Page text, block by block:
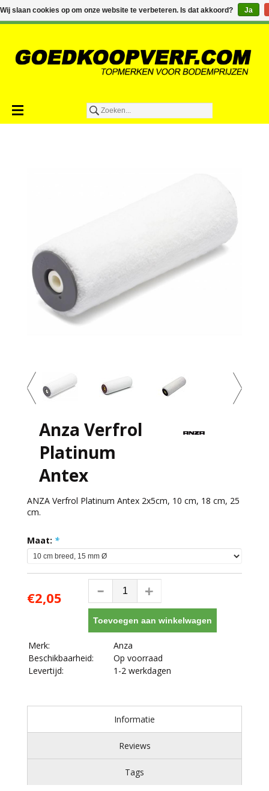
€0,00
Anza Verfrol
Platinum
Antex
ANZA Verfrol Platinum Antex 2x5cm, 10 cm, 18 cm, 25
cm.
Maat: *
€2,05
Toevoegen aan winkelwagen
Toevoegen aan winkelwagen
Merk:
Anza
Beschikbaarheid:
Op voorraad
Levertijd:
1-2 werkdagen
Informatie
Reviews
Tags
Wij slaan cookies op om onze website te verbeteren. Is dat akkoord? Ja